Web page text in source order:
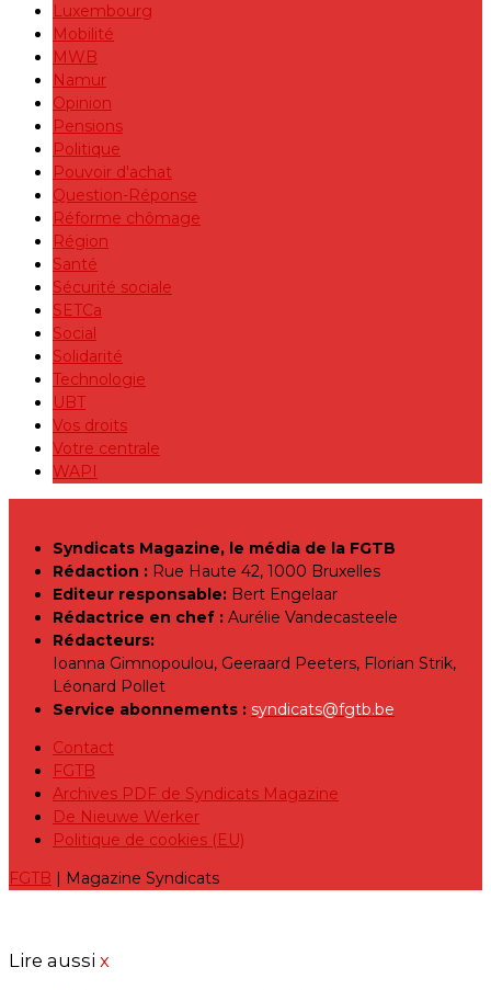
Luxembourg
Mobilité
MWB
Namur
Opinion
Pensions
Politique
Pouvoir d'achat
Question-Réponse
Réforme chômage
Région
Santé
Sécurité sociale
SETCa
Social
Solidarité
Technologie
UBT
Vos droits
Votre centrale
WAPI
Syndicats Magazine, le média de la FGTB
Rédaction : Rue Haute 42, 1000 Bruxelles
Editeur responsable: Bert Engelaar
Rédactrice en chef : Aurélie Vandecasteele
Rédacteurs:
Ioanna Gimnopoulou, Geeraard Peeters, Florian Strik,
Léonard Pollet
Service abonnements : syndicats@fgtb.be
Contact
FGTB
Archives PDF de Syndicats Magazine
De Nieuwe Werker
Politique de cookies (EU)
FGTB | Magazine Syndicats
Lire aussi x